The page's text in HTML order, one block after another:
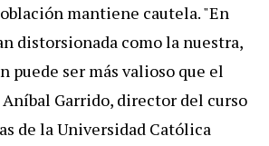
mantiene cautela. "En
distorsionada como la nuestra,
puede ser más valioso que el
Garrido, director del curso
de la Universidad Católica